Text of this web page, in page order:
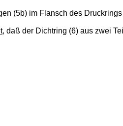
(5b) im Flansch des
, daß der Dichtring (6) aus zwei